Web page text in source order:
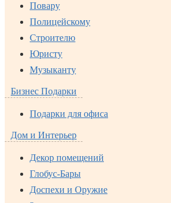
Повару
Полицейскому
Строителю
Юристу
Музыканту
Бизнес Подарки
Подарки для офиса
Дом и Интерьер
Декор помещений
Глобус-Бары
Доспехи и Оружие